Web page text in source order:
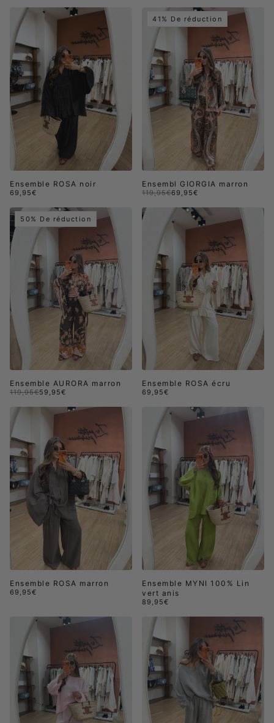
Ensemble ROSA noir
69,95€
41% De réduction
Ensembl GIORGIA marron
119,95€69,95€
50% De réduction
Ensemble AURORA marron
119,95€59,95€
Ensemble ROSA écru
69,95€
Ensemble ROSA marron
69,95€
Ensemble MYNI 100% Lin
vert anis
89,95€